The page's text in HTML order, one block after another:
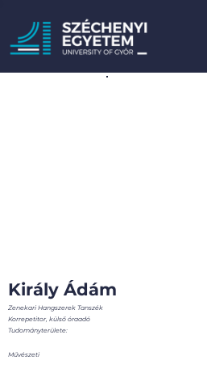
Zenekari Hangszerek Tanszék
Király Ádám
Korrepetitor, külső óraadó
Tudományterülete:
Művészeti